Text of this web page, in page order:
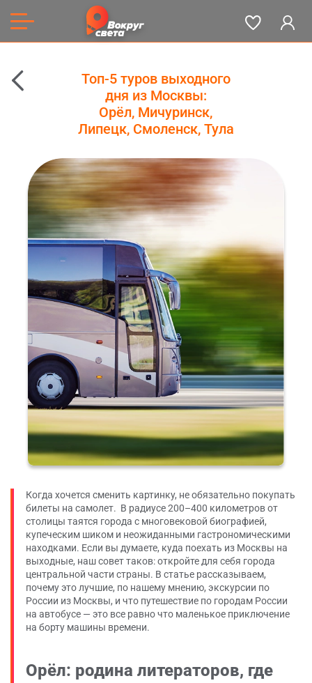
Топ-5 туров выходного
дня из Москвы:
Орёл, Мичуринск,
Липецк, Смоленск, Тула
Когда хочется сменить картинку, не обязательно покупать
билеты на самолет. В радиусе 200–400 километров от
столицы таятся города с многовековой биографией,
купеческим шиком и неожиданными гастрономическими
находками. Если вы думаете, куда поехать из Москвы на
выходные, наш совет таков: откройте для себя города
центральной части страны. В статье рассказываем,
почему это лучшие, по нашему мнению, экскурсии по
России из Москвы, и что путешествие по городам России
на автобусе — это все равно что маленькое приключение
на борту машины времени.
Орёл: родина литераторов, где